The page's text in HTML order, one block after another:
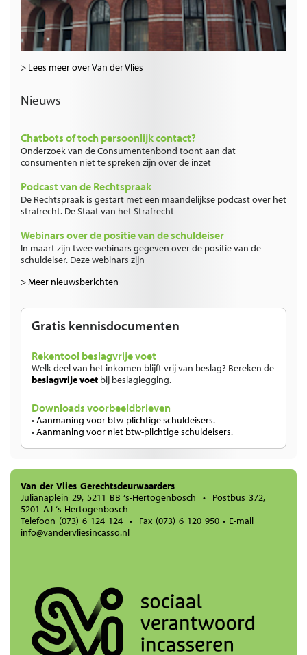
> Lees meer over Van der Vlies
Nieuws
Chatbots of toch persoonlijk contact?
Onderzoek van de Consumentenbond toont aan dat
consumenten niet te spreken zijn over de inzet
Podcast van de Rechtspraak
De Rechtspraak is gestart met een maandelijkse podcast over het
strafrecht. De Staat van het Strafrecht
Webinars over de positie van de schuldeiser
In maart zijn twee webinars gegeven over de positie van de
schuldeiser. Deze webinars zijn
> Meer nieuwsberichten
Gratis kennisdocumenten
Rekentool beslagvrije voet
Welk deel van het inkomen blijft vrij van beslag? Bereken de
beslagvrije voet bij beslaglegging.
Downloads voorbeeldbrieven
•Aanmaning voor btw-plichtige schuldeisers.
•Aanmaning voor niet btw-plichtige schuldeisers.
Van der Vlies Gerechtsdeurwaarders
Julianaplein 29, 5211 BB ‘s-Hertogenbosch • Postbus 372,
5201 AJ ‘s-Hertogenbosch
Telefoon (073) 6 124 124 • Fax (073) 6 120 950 • E-mail
info@vandervliesincasso.nl